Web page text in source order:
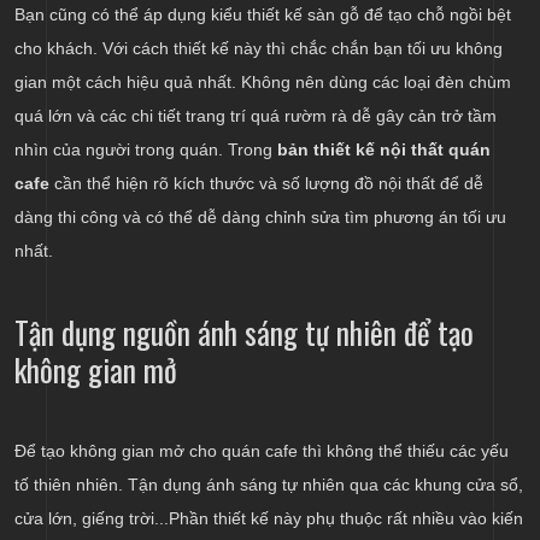
Bạn cũng có thể áp dụng kiểu thiết kế sàn gỗ để tạo chỗ ngồi bệt
cho khách. Với cách thiết kế này thì chắc chắn bạn tối ưu không
gian một cách hiệu quả nhất. Không nên dùng các loại đèn chùm
quá lớn và các chi tiết trang trí quá rườm rà dễ gây cản trở tầm
nhìn của người trong quán. Trong bản thiết kế nội thất quán
cafe cần thể hiện rõ kích thước và số lượng đồ nội thất để dễ
dàng thi công và có thể dễ dàng chỉnh sửa tìm phương án tối ưu
nhất.
Tận dụng nguồn ánh sáng tự nhiên để tạo
không gian mở
Để tạo không gian mở cho quán cafe thì không thể thiếu các yếu
tố thiên nhiên. Tận dụng ánh sáng tự nhiên qua các khung cửa sổ,
cửa lớn, giếng trời...Phần thiết kế này phụ thuộc rất nhiều vào kiến